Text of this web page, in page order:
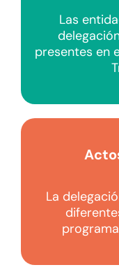
Las
presentes en
La